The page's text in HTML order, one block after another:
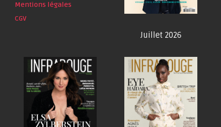
Mentions légales
CGV
Juillet 2026